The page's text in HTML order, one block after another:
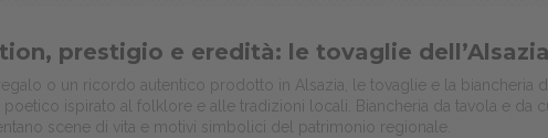
prestigio e eredità: le tovaglie
regalo o un ricordo autentico prodotto in Alsazia, le tovaglie e la biancheria
poetico ispirato al folklore e alle tradizioni locali. Biancheria da tavola e da
scene di vita e motivi simbolici del patrimonio regionale.